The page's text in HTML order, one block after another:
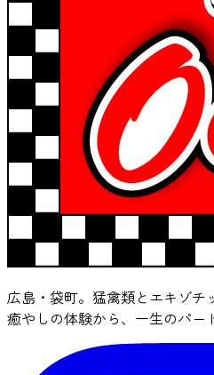
広島・袋町。猛禽類とエキゾチ
癒やしの体験から、一生のパー